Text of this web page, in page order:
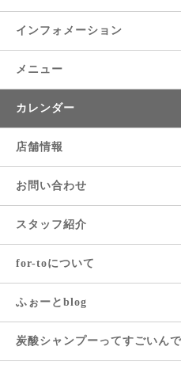
インフォメーション
メニュー
カレンダー
店舗情報
お問い合わせ
スタッフ紹介
for-toについて
ふぉーとblog
炭酸シャンプーってすごいんで